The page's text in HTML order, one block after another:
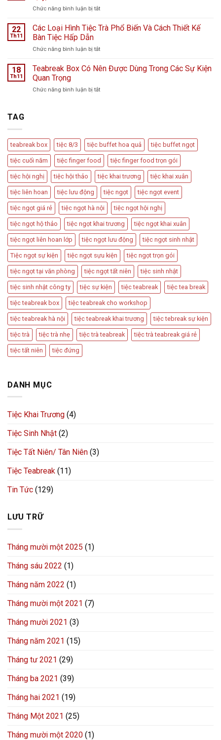
ngày
bão
Cầu
Cửa
nước
Perfume
Chức năng bình luận bị tắtở
Bày
Tiệc
Đãi
Ngọt
22
Th11
Các Loại Hình Tiệc Trà Phổ Biến Và Cách Thiết Kế
Bàn Tiệc Hấp Dẫn
Chức năng bình luận bị tắtở
Loại
Trà
Kế
Bàn
Tiệc
Hấp
Dẫn
18
Th11
Teabreak Box Có Nên Được Dùng Trong Các Sự Kiện
Quan Trọng
Chức năng bình luận bị tắtở
Dùng
Trong
Các
Sự
Kiện
Quan
Trọng
TAG
teabreak box tiệc 8/3 tiệc buffet hoa quả tiệc buffet ngọt
tiệc cuối năm tiệc finger food tiệc finger food trọn gói
tiệc hội nghị tiệc hội thảo tiệc khai trương tiệc khai xuân
tiệc liên hoan tiệc lưu động tiệc ngọt tiệc ngọt event
tiệc ngọt giá rẻ tiệc ngọt hà nội tiệc ngọt hội nghị
tiệc ngọt hộ thảo tiệc ngọt khai trương tiệc ngọt khai xuân
tiệc ngọt liên hoan lớp tiệc ngọt lưu động tiệc ngọt sinh nhật
Tiệc ngọt sự kiện tiệc ngọt sựu kiện tiệc ngọt trọn gói
tiệc ngọt tại văn phòng tiệc ngọt tất niên tiệc sinh nhật
tiệc sinh nhật công ty tiệc sự kiện tiệc teabreak tiệc tea break
tiệc teabreak box tiệc teabreak cho workshop
tiệc teabreak hà nội tiệc teabreak khai trương tiệc tebreak sự kiện
tiệc trà tiệc trà nhẹ tiệc trà teabreak tiệc trà teabreak giá rẻ
tiệc tất niên tiệc đứng
DANH MỤC
Tiệc Khai Trương (4)
Tiệc Sinh Nhật (2)
Tiệc Tất Niên/ Tân Niên (3)
Tiệc Teabreak (11)
Tin Tức (129)
LƯU TRỮ
Tháng mười một 2025 (1)
Tháng sáu 2022 (1)
Tháng năm 2022 (1)
Tháng mười một 2021 (7)
Tháng mười 2021 (3)
Tháng năm 2021 (15)
Tháng tư 2021 (29)
Tháng ba 2021 (39)
Tháng hai 2021 (19)
Tháng Một 2021 (25)
Tháng mười một 2020 (1)